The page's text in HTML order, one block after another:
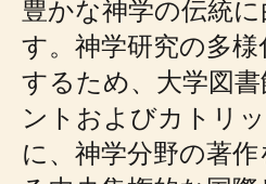
豊かな神学の伝統
す。神学研究の多
するため、大学図
ントおよびカトリ
に、神学分野の著